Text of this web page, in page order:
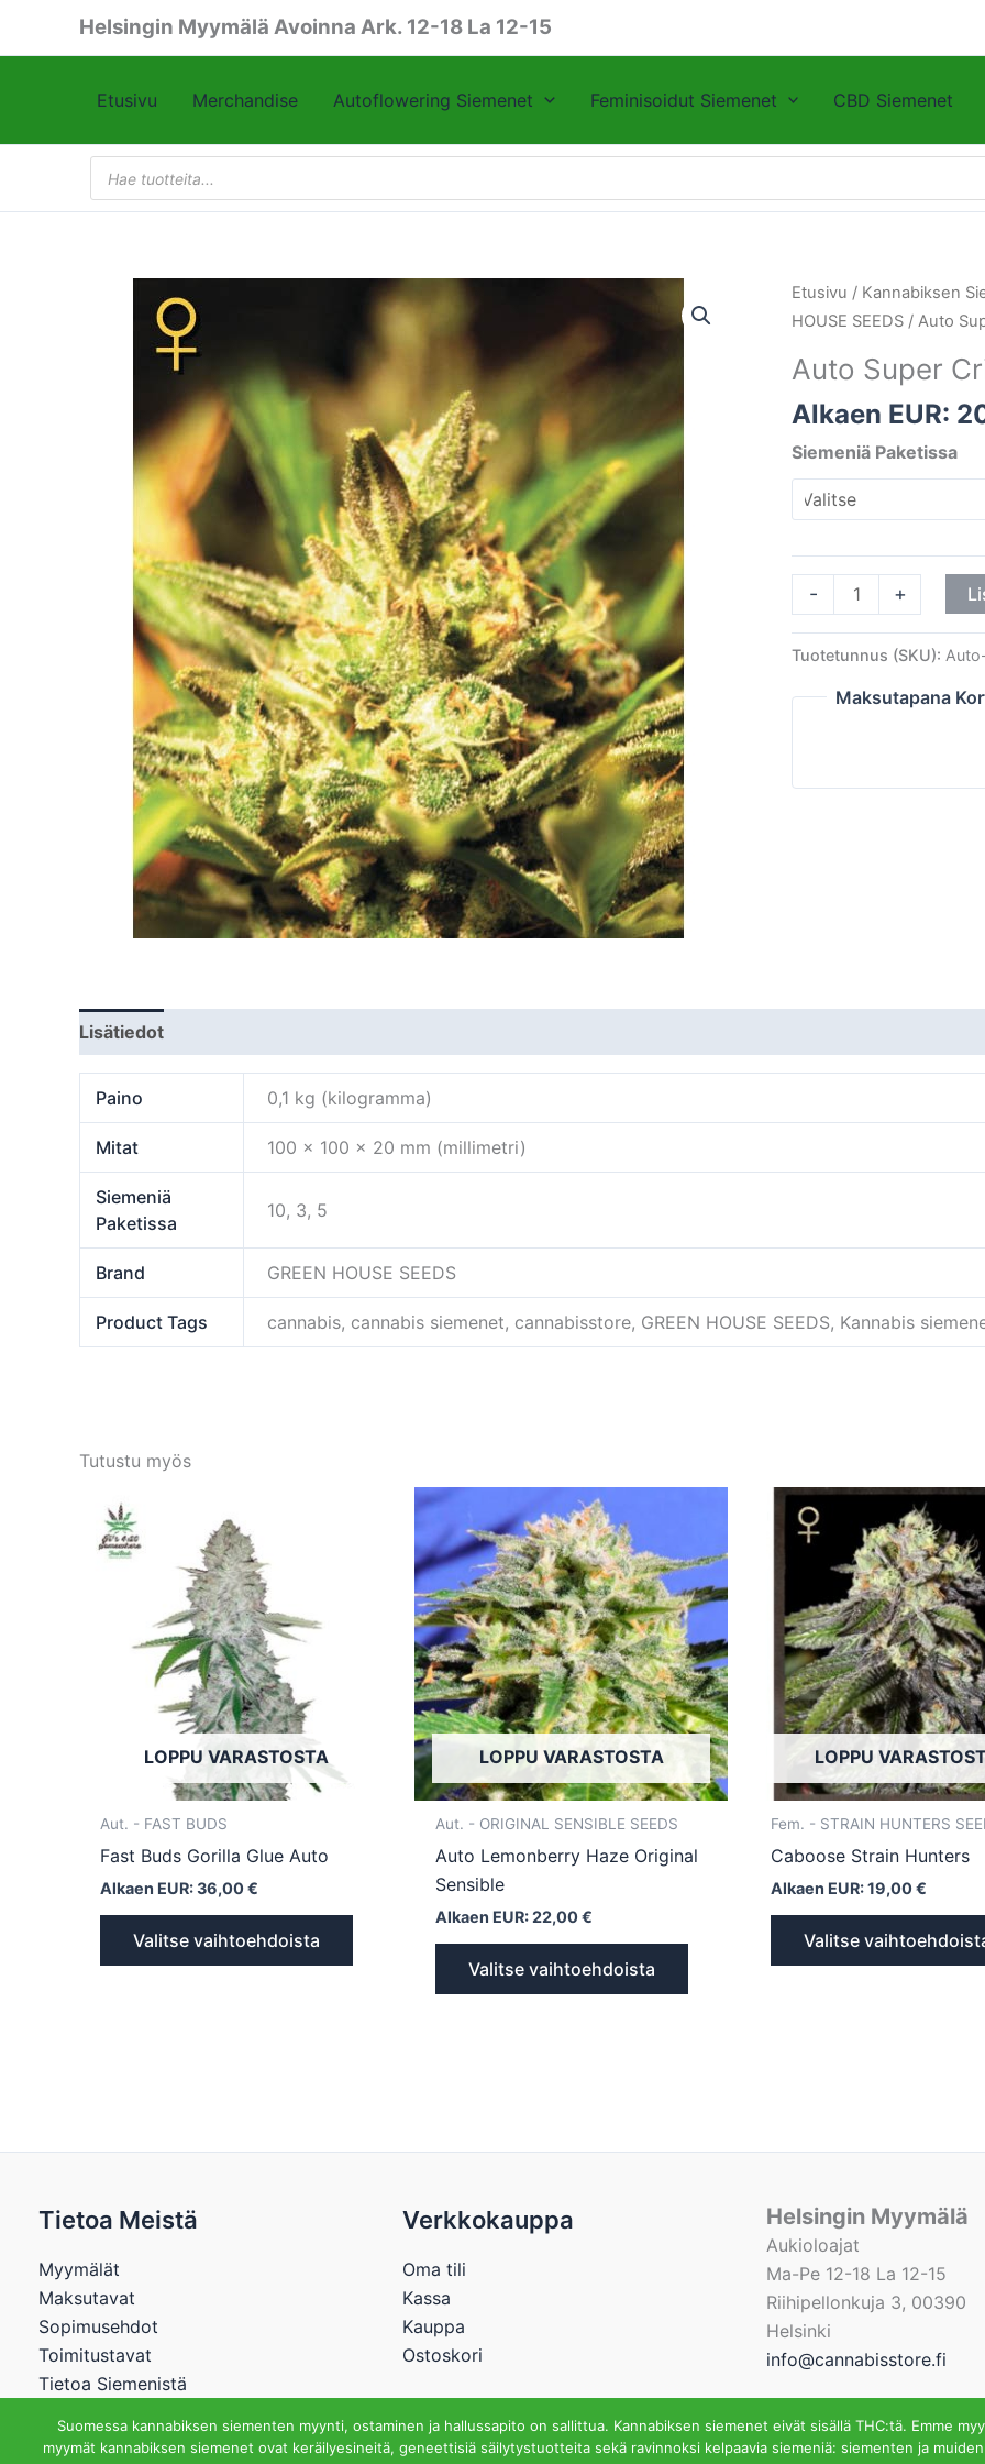
Helsingin Myymälä Avoinna Ark. 12-18 La 12-15
Etusivu Merchandise Autoflowering Siemenet Feminisoidut Siemenet CBD Siemenet
Products
search
Etusivu / Kannabiksen
HOUSE SEEDS / Auto
Auto Super
Alkaen EUR:
Siemeniä Paketissa
-
Auto
Super
Green
House
+
Tuotetunnus (SKU):
Maksutapana
Lisätiedot
Paino 0,1 kg (kilogramma)
Mitat 100 × 100 × 20 mm (millimetri)
Siemeniä
Paketissa
10, 3, 5
Brand GREEN HOUSE SEEDS
Product Tags cannabis, cannabis siemenet, cannabisstore, GREEN HOUSE SEEDS, Kannabis
Tutustu myös
LOPPU VARASTOSTA
Aut. - FAST BUDS
Fast Buds Gorilla Glue Auto
Alkaen EUR:36,00€
Valitse vaihtoehdoista
useampi
muunnelma.
valinnat
tuotteen
LOPPU VARASTOSTA
Aut. - ORIGINAL SENSIBLE SEEDS
Auto Lemonberry Haze Original
Sensible
Alkaen EUR:22,00€
Valitse vaihtoehdoista
on
useampi
muunnelma.
Voit
tehdä
valinnat
tuotteen
sivulla.
LOPPU
Fem. - STRAIN HUNTERS
Caboose Strain Hunters
Alkaen EUR:19,00€
Valitse
Tietoa Meistä
Myymälät
Maksutavat
Sopimusehdot
Toimitustavat
Tietoa Siemenistä
Verkkokauppa
Oma tili
Kassa
Kauppa
Ostoskori
Helsingin Myymälä
Aukioloajat
Ma-Pe 12-18 La 12-15
Riihipellonkuja 3, 00390
Helsinki
info@cannabisstore.fi
Suomessa kannabiksen siementen myynti, ostaminen ja hallussapito on sallittua. Kannabiksen siemenet eivät sisällä THC:tä. Emme
myymät kannabiksen siemenet ovat keräilyesineitä, geneettisiä säilytystuotteita sekä ravinnoksi kelpaavia siemeniä: siementen ja